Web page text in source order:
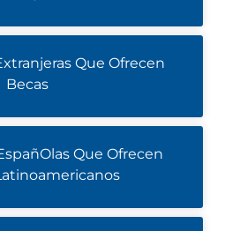
Que Ofrecen
Becas
Que Ofrecen